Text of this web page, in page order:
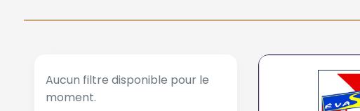
Aucun filtre disponible pour le
moment.